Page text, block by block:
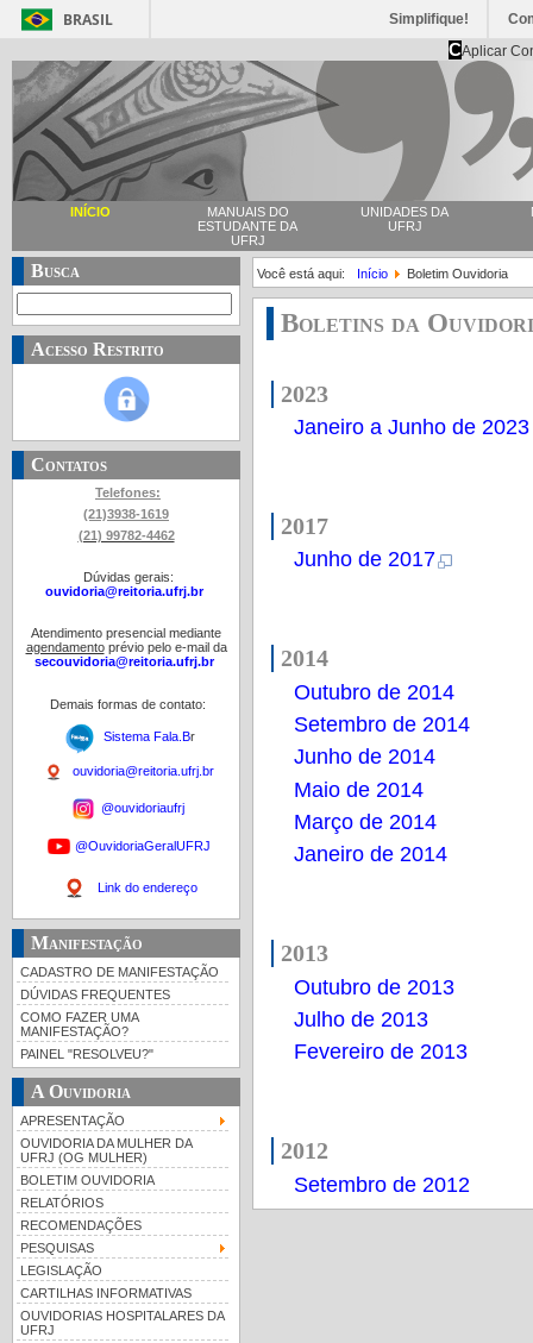
BRASIL Simplifique!
CAplicar
INÍCIO
MANUAIS DO
ESTUDANTE DA
UFRJ
UNIDADES DA
UFRJ
Busca
Acesso Restrito
Contatos
Telefones:
(21)3938-1619
(21) 99782-4462
Dúvidas gerais:
ouvidoria@reitoria.ufrj.br
Atendimento presencial mediante
agendamentoprévio pelo e-mail da
secouvidoria@reitoria.ufrj.br
Demais formas de contato:
Sistema Fala.Br
ouvidoria@reitoria.ufrj.br
@ouvidoriaufrj
@OuvidoriaGeralUFRJ
Link do endereço
Manifestação
CADASTRO DE MANIFESTAÇÃO
DÚVIDAS FREQUENTES
COMO FAZER UMA
MANIFESTAÇÃO?
PAINEL "RESOLVEU?"
A Ouvidoria
APRESENTAÇÃO
OUVIDORIA DA MULHER DA
UFRJ (OG MULHER)
BOLETIM OUVIDORIA
RELATÓRIOS
RECOMENDAÇÕES
PESQUISAS
LEGISLAÇÃO
CARTILHAS INFORMATIVAS
OUVIDORIAS HOSPITALARES DA
UFRJ
Você está aqui: Início Boletim Ouvidoria
Boletins da
2023
Janeiro a Junho de 2023
2017
Junho de 2017
2014
Outubro de 2014
Setembro de 2014
Junho de 2014
Maio de 2014
Março de 2014
Janeiro de 2014
2013
Outubro de 2013
Julho de 2013
Fevereiro de 2013
2012
Setembro de 2012